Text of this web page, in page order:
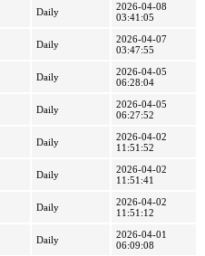
Daily
2026-04-08
03:41:05
Daily
2026-04-07
03:47:55
Daily
2026-04-05
06:28:04
Daily
2026-04-05
06:27:52
Daily
2026-04-02
11:51:52
Daily
2026-04-02
11:51:41
Daily
2026-04-02
11:51:12
Daily
2026-04-01
06:09:08